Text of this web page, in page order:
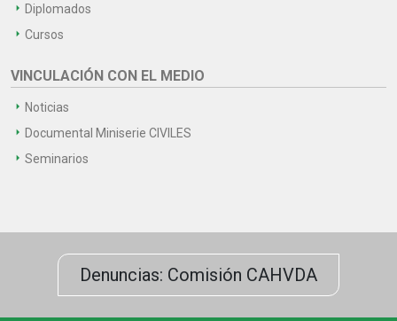
Diplomados
Cursos
VINCULACIÓN CON EL MEDIO
Noticias
Documental Miniserie CIVILES
Seminarios
Denuncias: Comisión CAHVDA